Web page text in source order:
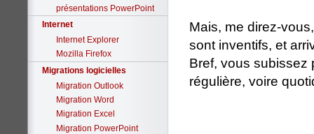
présentations PowerPoint
Internet
Internet Explorer
Mozilla Firefox
Migrations logicielles
Migration Outlook
Migration Word
Migration Excel
Migration PowerPoint
Mais, me direz-
sont inventifs, et
Bref, vous subissez
régulière, voire